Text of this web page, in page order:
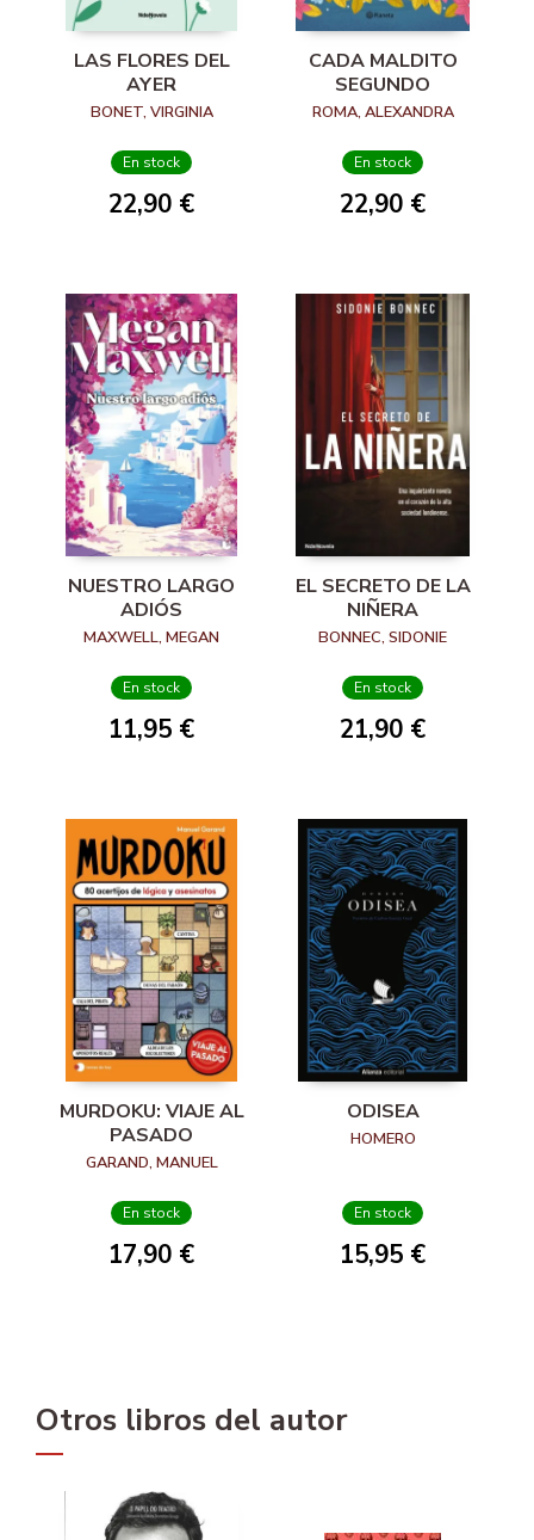
LAS FLORES DEL
AYER
BONET, VIRGINIA
En stock
22,90 €
CADA MALDITO
SEGUNDO
ROMA, ALEXANDRA
En stock
22,90 €
NUESTRO LARGO
ADIÓS
MAXWELL, MEGAN
En stock
11,95 €
EL SECRETO DE LA
NIÑERA
BONNEC, SIDONIE
En stock
21,90 €
MURDOKU: VIAJE AL
PASADO
GARAND, MANUEL
En stock
17,90 €
ODISEA
HOMERO
En stock
15,95 €
Otros libros del autor